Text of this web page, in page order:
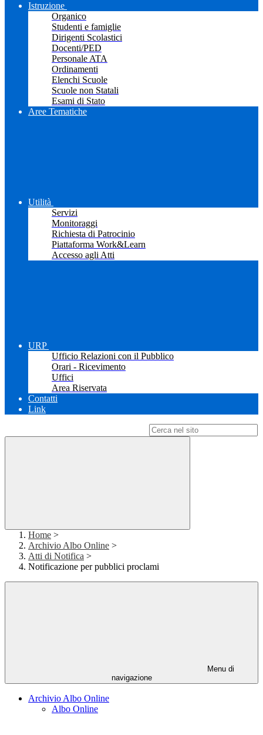
Istruzione
Organico
Studenti e famiglie
Dirigenti Scolastici
Docenti/PED
Personale ATA
Ordinamenti
Elenchi Scuole
Scuole non Statali
Esami di Stato
Aree Tematiche
Utilità
Servizi
Monitoraggi
Richiesta di Patrocinio
Piattaforma Work&Learn
Accesso agli Atti
URP
Ufficio Relazioni con il Pubblico
Orari - Ricevimento
Uffici
Area Riservata
Contatti
Link
Home >
Archivio Albo Online >
Atti di Notifica >
Notificazione per pubblici proclami
Menu di
navigazione
Archivio Albo Online
Albo Online